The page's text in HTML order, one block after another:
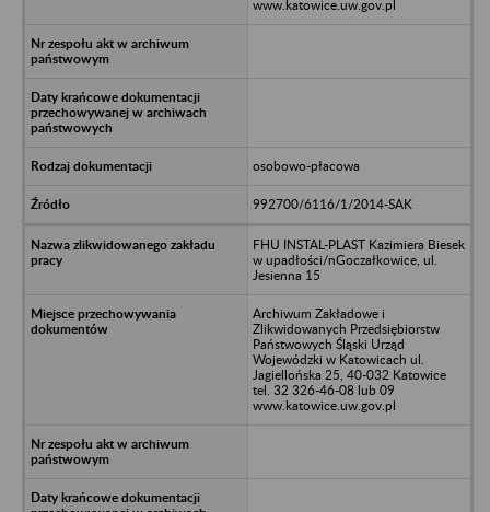
www.katowice.uw.gov.pl
osobowo-płacowa
992700/6116/1/2014-SAK
FHU INSTAL-PLAST Kazimiera Biesek
w upadłości/nGoczałkowice, ul.
Jesienna 15
Archiwum Zakładowe i
Zlikwidowanych Przedsiębiorstw
Państwowych Śląski Urząd
Wojewódzki w Katowicach ul.
Jagiellońska 25, 40-032 Katowice
tel. 32 326-46-08 lub 09
www.katowice.uw.gov.pl